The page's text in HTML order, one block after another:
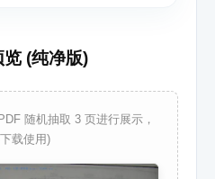
览 (纯净版)
随机抽取 3 页进行展示，
载使用)